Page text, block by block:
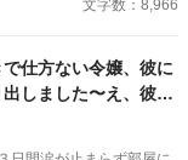
は厭わしく思っていた
文字数：8,966
仕方ない令嬢、彼に
しました〜え、彼が
！？〜